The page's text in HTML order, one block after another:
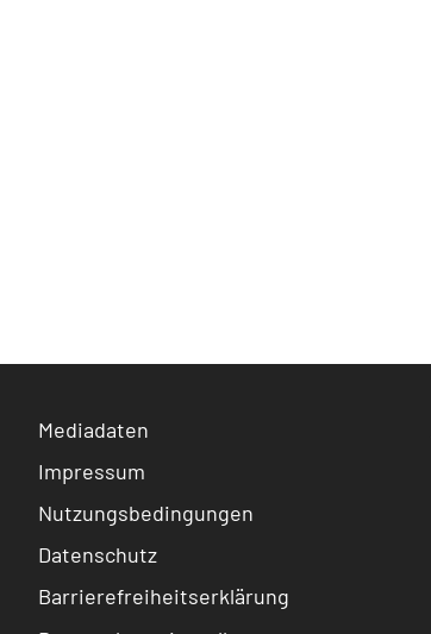
Mediadaten
Impressum
Nutzungsbedingungen
Datenschutz
Barrierefreiheitserklärung